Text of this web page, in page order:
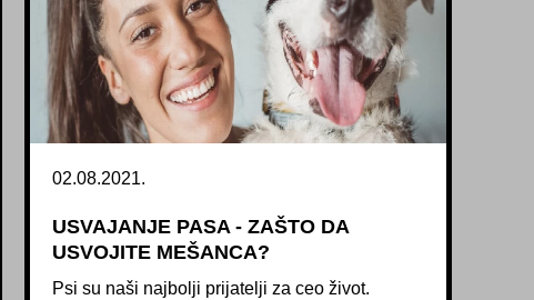
02.08.2021.
USVAJANJE PASA - ZAŠTO DA
USVOJITE MEŠANCA?
Psi su naši najbolji prijatelji za ceo život.